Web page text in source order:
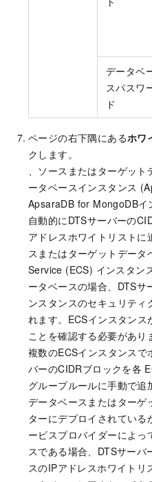
データベ
スパスワ
ド
ページの右下隅にあるホワ
クします。
、ソースまたはターゲッ
ータベースインスタンス (
ApsaraDB for MongoDBイ
自動的にDTSサーバーの
アドレスホワイトリストに
スまたはターゲットデー
Service (ECS) インスタン
ータベースの場合、DTSサ
ンスタンスのセキュリティ
れます。ECSインスタン
ことを確認する必要があ
複数のECSインスタンスで
バーのCIDRブロックを各
グループルールに手動で追
データベースまたはターゲ
ターにデプロイされてい
ービスプロバイダーによっ
スである場合、DTSサーバ
スのIPアドレスホワイトリ